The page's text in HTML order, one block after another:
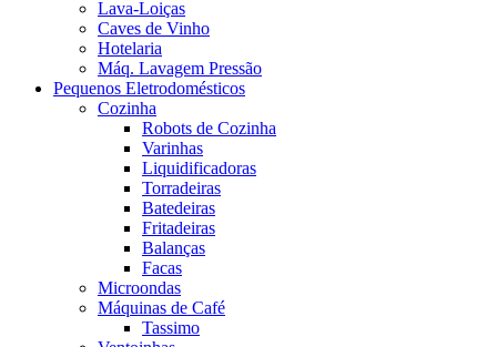
Lava-Loiças
Caves de Vinho
Hotelaria
Máq. Lavagem Pressão
Pequenos Eletrodomésticos
Cozinha
Robots de Cozinha
Varinhas
Liquidificadoras
Torradeiras
Batedeiras
Fritadeiras
Balanças
Facas
Microondas
Máquinas de Café
Tassimo